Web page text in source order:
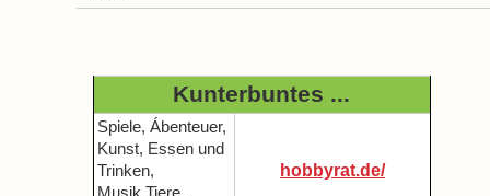
Kunterbuntes ...
Spiele, Ábenteuer,
Kunst, Essen und
Trinken,
hobbyrat.de/